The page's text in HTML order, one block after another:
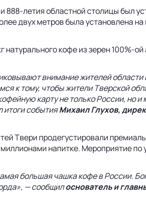
летия областной столицы был
двух метров была установлена
кофе из зерен 100%-
внимание жителей
к тому, чтобы жители Тверской
карту не только России, но
итоги событияМихаил Глухов,
Твери продегустировали
напитке. Мероприятие
большая чашка кофе в России.
— сообщилоснователь и